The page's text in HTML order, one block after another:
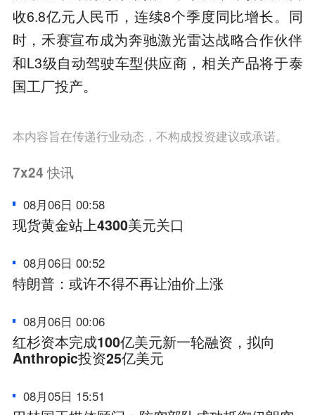
收6.8亿元人民币，连续8个季度同比增长。同
时，禾赛宣布成为奔驰激光雷达战略合作伙伴
和L3级自动驾驶车型供应商，相关产品将于泰
国工厂投产。
本内容旨在传递行业动态，不构成投资建议或承诺。
7x24快讯
08月06日 00:58
现货黄金站上4300美元关口
08月06日 00:52
特朗普：或许不得不再让油价上涨
08月06日 00:06
红杉资本完成100亿美元新一轮融资，拟向
Anthropic投资25亿美元
08月05日 15:51